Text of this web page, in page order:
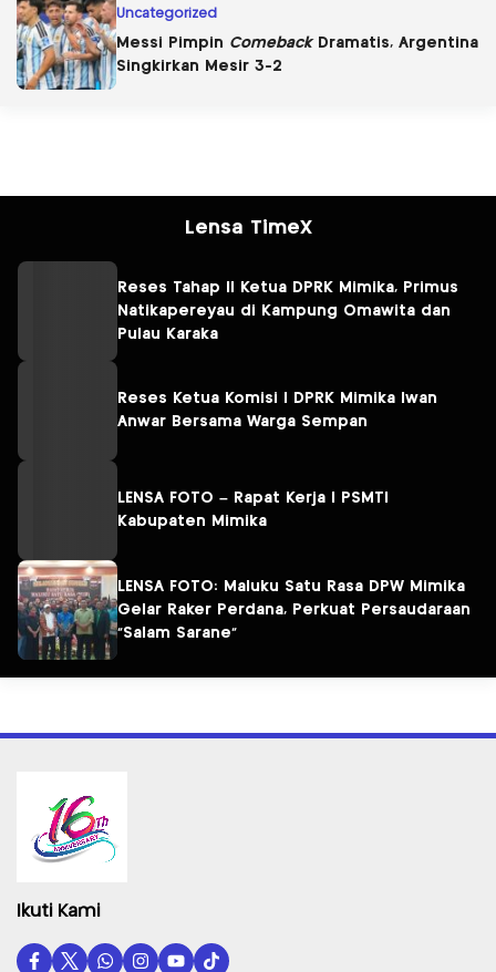
Uncategorized
Messi Pimpin ComebackDramatis, Argentina
Singkirkan Mesir 3-2
Lensa TimeX
Reses Tahap II Ketua DPRK Mimika, Primus
Natikapereyau di Kampung Omawita dan
Pulau Karaka
Reses Ketua Komisi I DPRK Mimika Iwan
Anwar Bersama Warga Sempan
LENSA FOTO – Rapat Kerja I PSMTI
Kabupaten Mimika
LENSA FOTO: Maluku Satu Rasa DPW Mimika
Gelar Raker Perdana, Perkuat Persaudaraan
“Salam Sarane”
Ikuti Kami